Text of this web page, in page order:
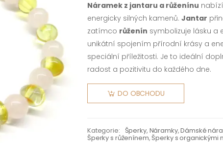
Náramek z jantaru a růženínu
energicky silných kamenů. Jantar
zatímco růženín symbolizuje lásku a
unikátní spojením přírodní krásy a
speciální příležitosti. Je to ideální
radost a pozitivitu do každého dne.
DO OBCHODU
Kategorie: Šperky, Náramky,Dámské
Šperky s růženínem,Šperky s organickými